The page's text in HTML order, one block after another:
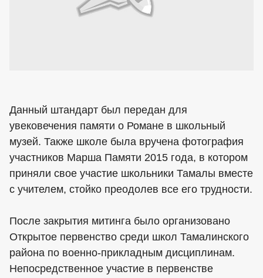
Данный штандарт был передан для
увековечения памяти о Романе в школьный
музей. Также школе была вручена фотография
участников Марша Памяти 2015 года, в котором
приняли свое участие школьники Тамалы вместе
с учителем, стойко преодолев все его трудности.
После закрытия митинга было организовано
Открытое первенство среди школ Тамалинского
района по военно-прикладным дисциплинам.
Непосредственное участие в первенстве